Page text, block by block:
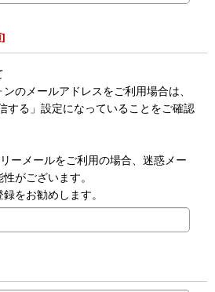
]
のメールアドレスをご利用場合は、
する」設定になっていることをご確認
ーメールをご利用の場合、迷惑メー
がございます。
をお勧めします。